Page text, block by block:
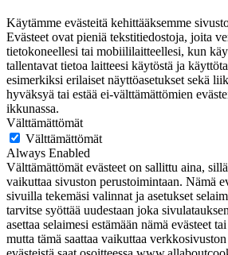
Käytämme evästeitä kehittääksemme
Evästeet ovat pieniä tekstitiedostoja, joita
tietokoneellesi tai mobiililaitteellesi, kun
tallentavat tietoa laitteesi käytöstä ja
esimerkiksi erilaiset näyttöasetukset sekä
hyväksyä tai estää ei-välttämättömien
ikkunassa.
Välttämättömät
Välttämättömät
Always Enabled
Välttämättömät evästeet on sallittu aina,
vaikuttaa sivuston perustoimintaan. Nämä
sivuilla tekemäsi valinnat ja asetukset
tarvitse syöttää uudestaan joka
asettaa selaimesi estämään nämä evästeet
mutta tämä saattaa vaikuttaa